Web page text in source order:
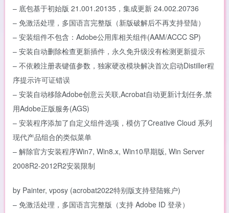
– 底包基于初始版 21.001.20135，集成更新 24.002.20736
– 免激活处理，多国语言完整版（新版破解后不再支持登陆）
– 安装组件不包含：Adobe公用库相关组件(AAM/ACCC SP)
– 安装自动删除检查更新插件，永久免升级没有检测更新提示
– 不依赖注册表键值参数，独家硬改模块解决首次启动Distiller程
序提示许可证错误
– 安装自动移除Adob​​e创意云关联,Acrobat自动更新计划任务,禁
用Adob​​e正版服务(AGS)
– 安装程序添加了自定义组件选项，模仿了Creative Cloud 系列
现代产品组合的类似菜单
– 解除官方安装程序Win7, Win8.x, Win10早期版, Win Server
2008R2-2012R2安装限制
by Painter, vposy (acrobat2022特别版支持登陆账户)
– 免激活处理，多国语言完整版（支持 Adobe ID 登录）